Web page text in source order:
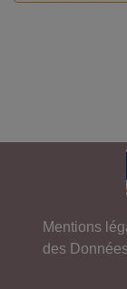
Mentions
des